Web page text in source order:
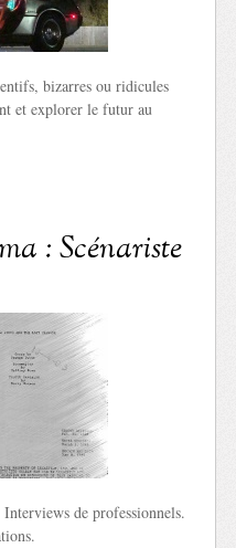
bizarres ou ridicules
et explorer le futur au
: Scénariste
de professionnels.